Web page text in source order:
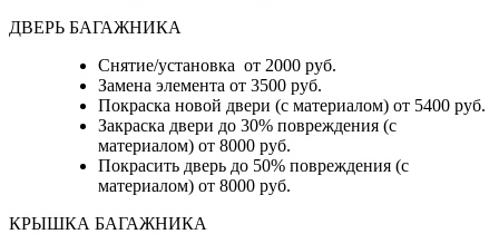
ДВЕРЬ БАГАЖНИКА
Снятие/установка от 2000 руб.
Замена элемента от 3500 руб.
Покраска новой двери (с материалом) от 5400 руб.
Закраска двери до 30% повреждения (с
материалом) от 8000 руб.
Покрасить дверь до 50% повреждения (с
материалом) от 8000 руб.
КРЫШКА БАГАЖНИКА